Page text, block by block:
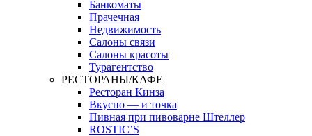
Банкоматы
Прачечная
Недвижимость
Салоны связи
Салоны красоты
Турагентство
РЕСТОРАНЫ/КАФЕ
Ресторан Кинза
Вкусно — и точка
Пивная при пивоварне Штеллер
ROSTIC’S